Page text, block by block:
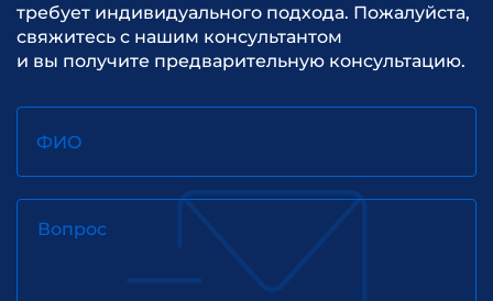
требует индивидуального подхода. Пожалуйста,
свяжитесь с нашим консультантом
и вы получите предварительную консультацию.
ФИО
Вопрос